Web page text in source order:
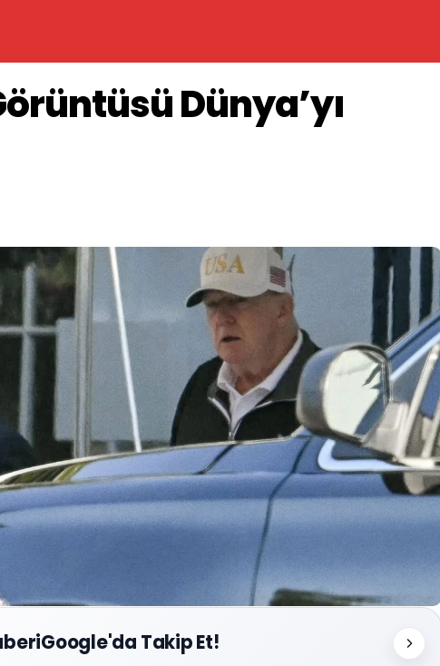
Dünya’yı
Google'da Takip Et!